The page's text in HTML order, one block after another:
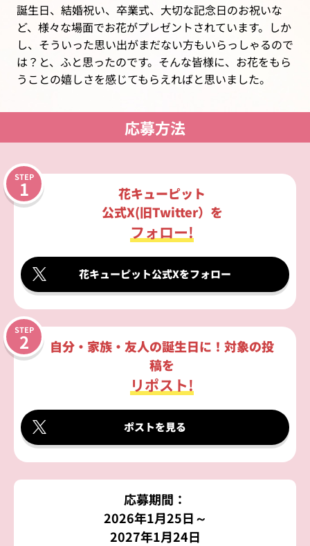
誕生日、結婚祝い、卒業式、大切な記念日のお祝いな
ど、様々な場面でお花がプレゼントされています。しか
し、そういった思い出がまだない方もいらっしゃるので
は？と、ふと思ったのです。そんな皆様に、お花をもら
うことの嬉しさを感じてもらえればと思いました。
応募方法
花キューピット
公式X(旧Twitter）を
フォロー!
花キューピット公式Xをフォロー
自分・家族・友人の誕生日に！対象の投
稿を
リポスト!
ポストを見る
応募期間：
2026年1月25日～
2027年1月24日